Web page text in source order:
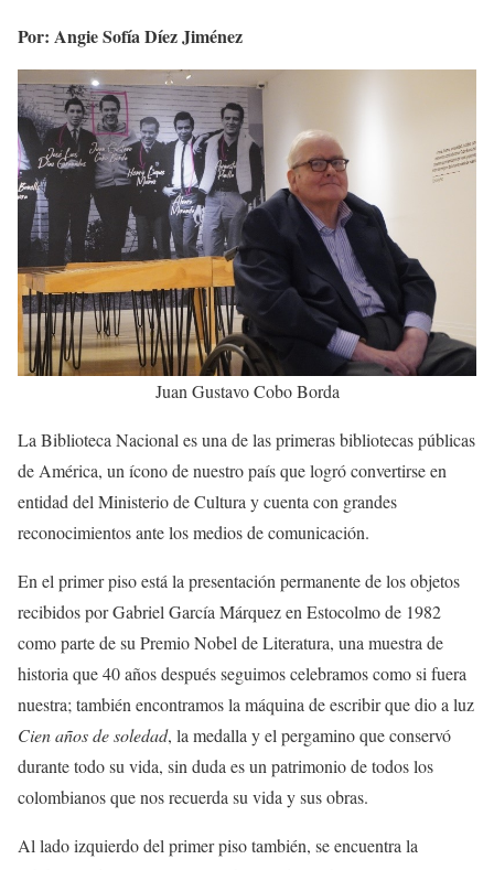
Por: Angie Sofía Díez Jiménez
Juan Gustavo Cobo Borda
La Biblioteca Nacional es una de las primeras bibliotecas públicas
de América, un ícono de nuestro país que logró convertirse en
entidad del Ministerio de Cultura y cuenta con grandes
reconocimientos ante los medios de comunicación.
En el primer piso está la presentación permanente de los objetos
recibidos por Gabriel García Márquez en Estocolmo de 1982
como parte de su Premio Nobel de Literatura, una muestra de
historia que 40 años después seguimos celebramos como si fuera
nuestra; también encontramos la máquina de escribir que dio a luz
Cien años de soledad, la medalla y el pergamino que conservó
durante todo su vida, sin duda es un patrimonio de todos los
colombianos que nos recuerda su vida y sus obras.
Al lado izquierdo del primer piso también, se encuentra la